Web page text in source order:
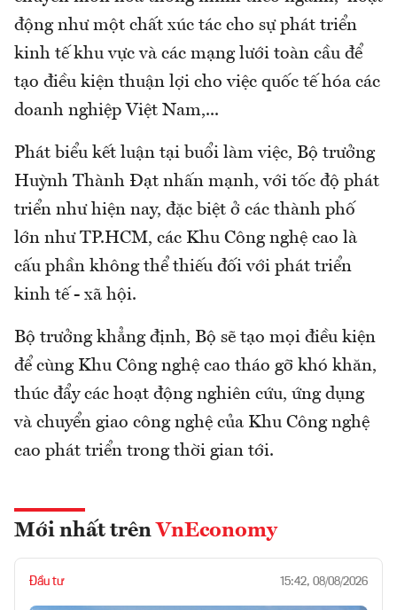
động như một chất xúc tác cho sự phát triển
kinh tế khu vực và các mạng lưới toàn cầu để
tạo điều kiện thuận lợi cho việc quốc tế hóa các
doanh nghiệp Việt Nam,...
Phát biểu kết luận tại buổi làm việc, Bộ trưởng
Huỳnh Thành Đạt nhấn mạnh, với tốc độ phát
triển như hiện nay, đặc biệt ở các thành phố
lớn như TP.HCM, các Khu Công nghệ cao là
cấu phần không thể thiếu đối với phát triển
kinh tế - xã hội.
Bộ trưởng khẳng định, Bộ sẽ tạo mọi điều kiện
để cùng Khu Công nghệ cao tháo gỡ khó khăn,
thúc đẩy các hoạt động nghiên cứu, ứng dụng
và chuyển giao công nghệ của Khu Công nghệ
cao phát triển trong thời gian tới.
Mới nhất trên VnEconomy
Đầu tư 15:42, 08/08/2026